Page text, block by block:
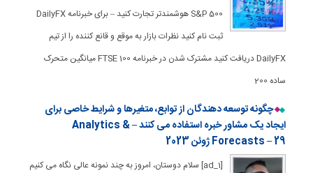
S&P 500 هوشمندتر تجارت کنید – برای خبرنامه DailyFX
ثبت نام کنید نظرات بازار به موقع و قانع کننده را از تیم
DailyFX دریافت کنید مشترک شدن در خبرنامه FTSE 100 میانگین متحرک
ساده 200
چگونه توسعه دهندگان از توابع، متغیرها و شرایط خاصی برای
ایجاد یک مشاور خبره استفاده می کنند – Analytics &
Forecasts – 29 ژوئن 2023
[ad_1] سلام دوستان، امروز به چند نمونه عالی نگاه می کنیم